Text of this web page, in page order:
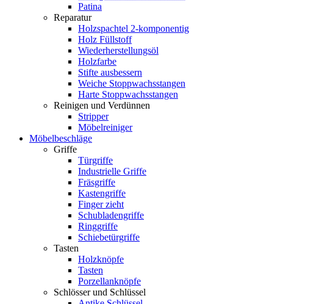
Patina
Reparatur
Holzspachtel 2-komponentig
Holz Füllstoff
Wiederherstellungsöl
Holzfarbe
Stifte ausbessern
Weiche Stoppwachsstangen
Harte Stoppwachsstangen
Reinigen und Verdünnen
Stripper
Möbelreiniger
Möbelbeschläge
Griffe
Türgriffe
Industrielle Griffe
Fräsgriffe
Kastengriffe
Finger zieht
Schubladengriffe
Ringgriffe
Schiebetürgriffe
Tasten
Holzknöpfe
Tasten
Porzellanknöpfe
Schlösser und Schlüssel